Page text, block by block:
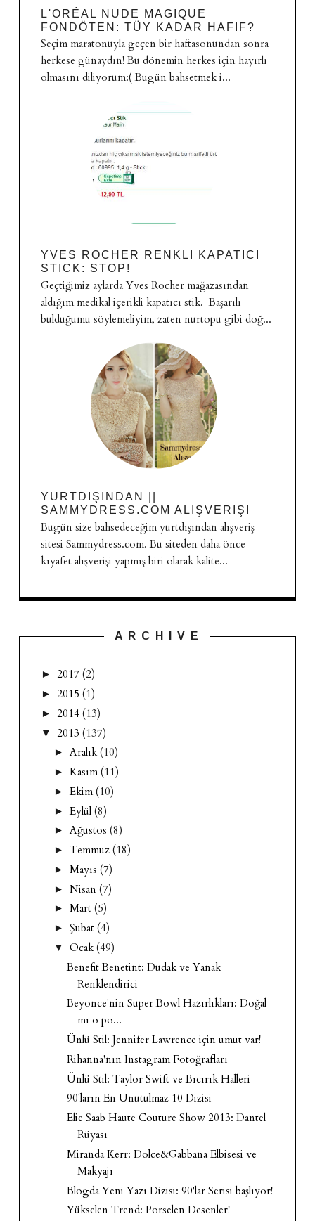
L'ORÉAL NUDE MAGIQUE
FONDÖTEN: TÜY KADAR HAFIF?
Seçim maratonuyla geçen bir haftasonundan sonra
herkese günaydın! Bu dönemin herkes için hayırlı
olmasını diliyorum:( Bugün bahsetmek i...
YVES ROCHER RENKLI KAPATICI
STICK: STOP!
Geçtiğimiz aylarda Yves Rocher mağazasından
aldığım medikal içerikli kapatıcı stik. Başarılı
bulduğumu söylemeliyim, zaten nurtopu gibi doğ...
YURTDIŞINDAN ||
SAMMYDRESS.COM ALIŞVERIŞI
Bugün size bahsedeceğim yurtdışından alışveriş
sitesi Sammydress.com. Bu siteden daha önce
kıyafet alışverişi yapmış biri olarak kalite...
A R C H I V E
► 2017 (2)
► 2015 (1)
► 2014 (13)
▼ 2013 (137)
► Aralık (10)
► Kasım (11)
► Ekim (10)
► Eylül (8)
► Ağustos (8)
► Temmuz (18)
► Mayıs (7)
► Nisan (7)
► Mart (5)
► Şubat (4)
▼ Ocak (49)
Benefit Benetint: Dudak ve Yanak
Renklendirici
Beyonce'nin Super Bowl Hazırlıkları: Doğal
mı o po...
Ünlü Stil: Jennifer Lawrence için umut var!
Rihanna'nın Instagram Fotoğrafları
Ünlü Stil: Taylor Swift ve Bıcırık Halleri
90'ların En Unutulmaz 10 Dizisi
Elie Saab Haute Couture Show 2013: Dantel
Rüyası
Miranda Kerr: Dolce&Gabbana Elbisesi ve
Makyajı
Blogda Yeni Yazı Dizisi: 90'lar Serisi başlıyor!
Yükselen Trend: Porselen Desenler!